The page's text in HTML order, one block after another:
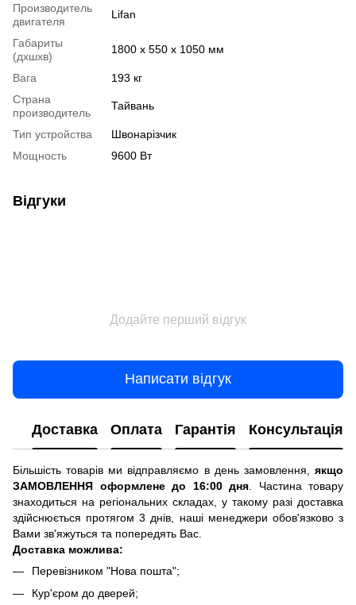
Производитель
двигателя
Lifan
Габариты
(дхшхв)
1800 х 550 х 1050 мм
Вага
193 кг
Страна
производитель
Тайвань
Тип устройства
Швонарізчик
Мощность
9600 Вт
Відгуки
Додайте перший відгук
Написати відгук
Доставка Оплата Гарантія Консультація
Більшість товарів ми відправляємо в день замовлення, якщо
ЗАМОВЛЕННЯ оформлене до 16:00 дня . Частина товару
знаходиться на регіональних складах, у такому разі доставка
здійснюється протягом 3 днів, наші менеджери обов'язково з
Вами зв'яжуться та попередять Вас.
Доставка можлива:
Перевізником "Нова пошта";
Кур'єром до дверей;